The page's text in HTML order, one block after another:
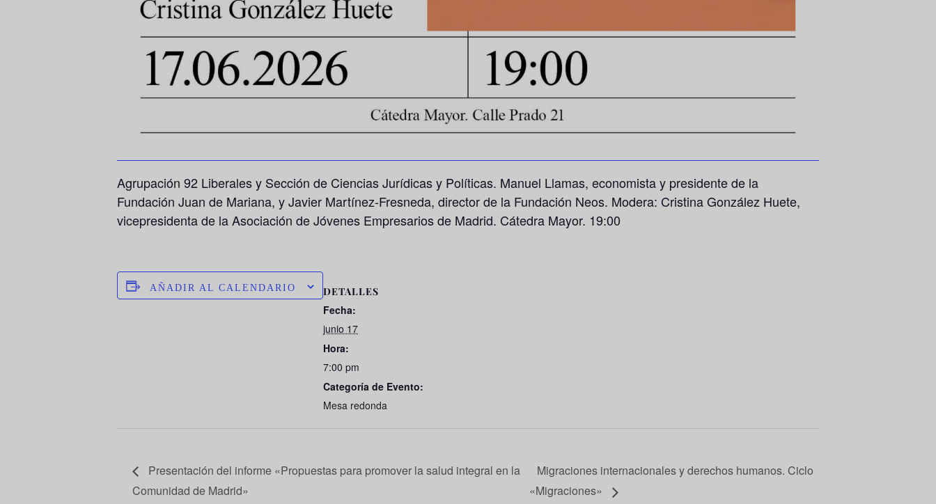
Agrupación 92 Liberales y Sección de Ciencias Jurídicas y Políticas. Manuel Llamas, economista y presidente de la
Fundación Juan de Mariana, y Javier Martínez-Fresneda, director de la Fundación Neos. Modera: Cristina González Huete,
vicepresidenta de la Asociación de Jóvenes Empresarios de Madrid. Cátedra Mayor. 19:00
AÑADIR AL CALENDARIO DETALLES
Fecha:
junio 17
Hora:
7:00 pm
Categoría de Evento:
Mesa redonda
Presentación del informe «Propuestas para promover la salud integral en la
Comunidad de Madrid»
Migraciones internacionales y derechos humanos. Ciclo
«Migraciones»